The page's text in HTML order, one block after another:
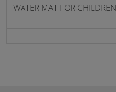
WATER MAT FOR CHILDREN